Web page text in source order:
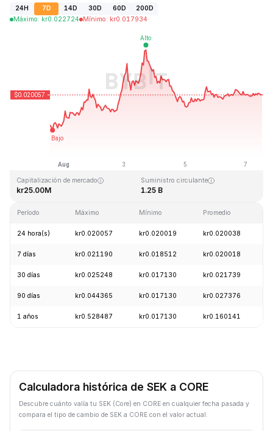
24H 7D 14D 30D 60D
200D
Máximo: kr0.022724 Mínimo: kr0.017934
Última actualización: 2026-08-07, 12:54 GMT+0
Capitalización de mercado
kr25.00M
Suministro circulante
1.25 B
Período Máximo Mínimo Promedio
24 hora(s) kr0.020057 kr0.020019 kr0.020038
7 días kr0.021190 kr0.018512 kr0.020018
30 días kr0.025248 kr0.017130 kr0.021739
90 días kr0.044365 kr0.017130 kr0.027376
1 años kr0.528487 kr0.017130 kr0.160141
Calculadora histórica de SEK a CORE
Descubre cuánto valía tu SEK (Core) en CORE en cualquier fecha pasada y
compara el tipo de cambio de SEK a CORE con el valor actual.